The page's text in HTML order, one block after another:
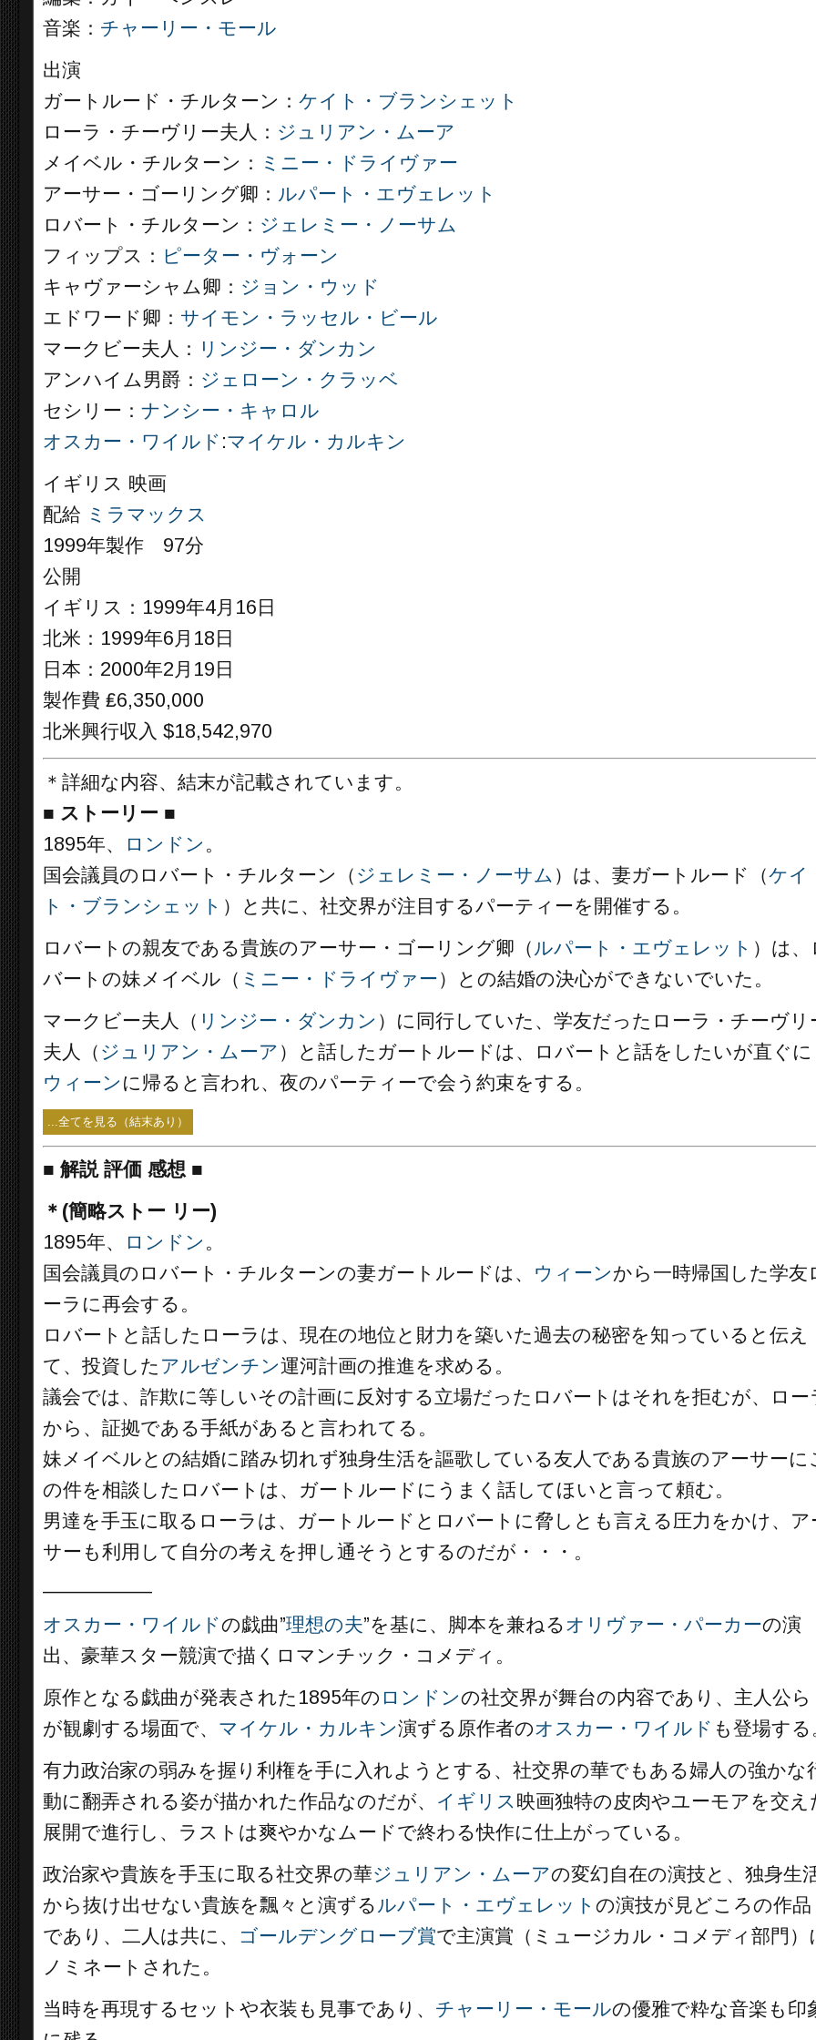
音楽： チャーリー・モール
出演
ガートルード・チルターン： ケイト・ブランシェット
ローラ・チーヴリー夫人： ジュリアン・ムーア
メイベル・チルターン： ミニー・ドライヴァー
アーサー・ゴーリング卿： ルパート・エヴェレット
ロバート・チルターン： ジェレミー・ノーサム
フィップス： ピーター・ヴォーン
キャヴァーシャム卿： ジョン・ウッド
エドワード卿： サイモン・ラッセル・ビール
マークビー夫人： リンジー・ダンカン
アンハイム男爵： ジェローン・クラッベ
セシリー： ナンシー・キャロル
オスカー・ワイルド :マイケル・カルキン
イギリス 映画
配給 ミラマックス
1999年製作 97分
公開
イギリス：1999年4月16日
北米：1999年6月18日
日本：2000年2月19日
製作費 ₤6,350,000
北米興行収入 $18,542,970
＊詳細な内容、結末が記載されています。
■ ストーリー ■
1895年、
ロンドン 。
国会議員のロバート・チルターン（ ジェレミー・ノーサム ）は、妻ガートルード（ケイ
ト・ブランシェット ）と共に、社交界が注目するパーティーを開催する。
ロバートの親友である貴族のアーサー・ゴーリング卿（ ルパート・エヴェレット ）は、
バートの妹メイベル（ ミニー・ドライヴァー）との結婚の決心ができないでいた。
マークビー夫人（ リンジー・ダンカン ）に同行していた、学友だったローラ・チーヴリ
夫人（ ジュリアン・ムーア ）と話したガートルードは、ロバートと話をしたいが直ぐに
ウィーン に帰ると言われ、夜のパーティーで会う約束をする。
...全てを見る（結末あり）
■ 解説 評価 感想 ■
＊(簡略ストー リー)
1895年、
ロンドン 。
国会議員のロバート・チルターンの妻ガートルードは、 ウィーンから一時帰国した学友
ーラに再会する。
ロバートと話したローラは、現在の地位と財力を築いた過去の秘密を知っていると伝え
て、投資した アルゼンチン運河計画の推進を求める。
議会では、詐欺に等しいその計画に反対する立場だったロバートはそれを拒むが、ロー
から、証拠である手紙があると言われてる。
妹メイベルとの結婚に踏み切れず独身生活を謳歌している友人である貴族のアーサーに
の件を相談したロバートは、ガートルードにうまく話してほいと言って頼む。
男達を手玉に取るローラは、ガートルードとロバートに脅しとも言える圧力をかけ、ア
サーも利用して自分の考えを押し通そうとするのだが・・・。
オスカー・ワイルドの戯曲”理想の夫”を基に、脚本を兼ねるオリヴァー・パーカーの演
出、豪華スター競演で描くロマンチック・コメディ。
原作となる戯曲が発表された1895年の ロンドンの社交界が舞台の内容であり、主人公ら
が観劇する場面で、 マイケル・カルキン演ずる原作者のオスカー・ワイルド も登場する
有力政治家の弱みを握り利権を手に入れようとする、社交界の華でもある婦人の強かな
動に翻弄される姿が描かれた作品なのだが、 イギリス映画独特の皮肉やユーモアを交え
展開で進行し、ラストは爽やかなムードで終わる快作に仕上がっている。
政治家や貴族を手玉に取る社交界の華ジュリアン・ムーアの変幻自在の演技と、独身生
から抜け出せない貴族を飄々と演ずるルパート・エヴェレット の演技が見どころの作品
であり、二人は共に、 ゴールデングローブ賞で主演賞（ミュージカル・コメディ部門）
ノミネートされた。
当時を再現するセットや衣装も見事であり、 チャーリー・モールの優雅で粋な音楽も印